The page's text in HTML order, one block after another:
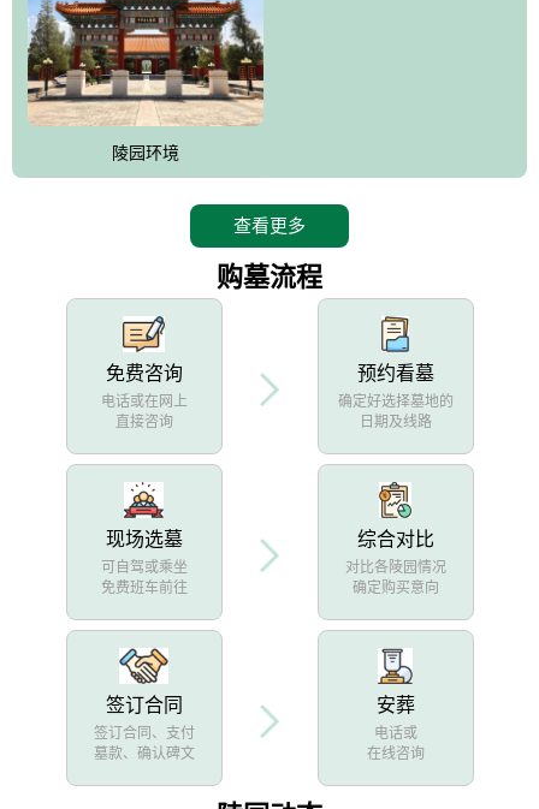
陵园环境
查看更多
购墓流程
免费咨询
电话或在网上
直接咨询
预约看墓
确定好选择墓地的
日期及线路
现场选墓
可自驾或乘坐
免费班车前往
综合对比
对比各陵园情况
确定购买意向
签订合同
签订合同、支付
墓款、确认碑文
安葬
电话或
在线咨询